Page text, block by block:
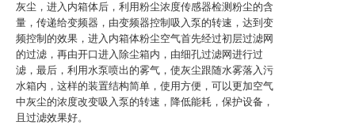
灰尘，进入内箱体后，利用粉尘浓度传感器检测粉尘的含
量，传递给变频器，由变频器控制吸入泵的转速，达到变
频控制的效果，进入内箱体粉尘空气首先经过初层过滤网
的过滤，再由开口进入除尘箱内，由细孔过滤网进行过
滤，最后，利用水泵喷出的雾气，使灰尘跟随水雾落入污
水箱内，这样的装置结构简单，使用方便，可以更加空气
中灰尘的浓度改变吸入泵的转速，降低能耗，保护设备，
且过滤效果好。